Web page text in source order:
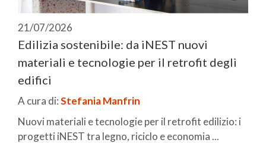
21/07/2026
Edilizia sostenibile: da iNEST nuovi
materiali e tecnologie per il retrofit degli
edifici
A cura di:Stefania Manfrin
Nuovi materiali e tecnologie per il retrofit edilizio: i
progetti iNEST tra legno, riciclo e economia ...